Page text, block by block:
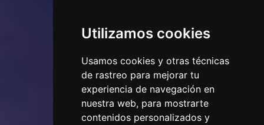
Utilizamos cookies
Usamos cookies y otras técnicas
de rastreo para mejorar tu
experiencia de navegación en
nuestra web, para mostrarte
contenidos personalizados y